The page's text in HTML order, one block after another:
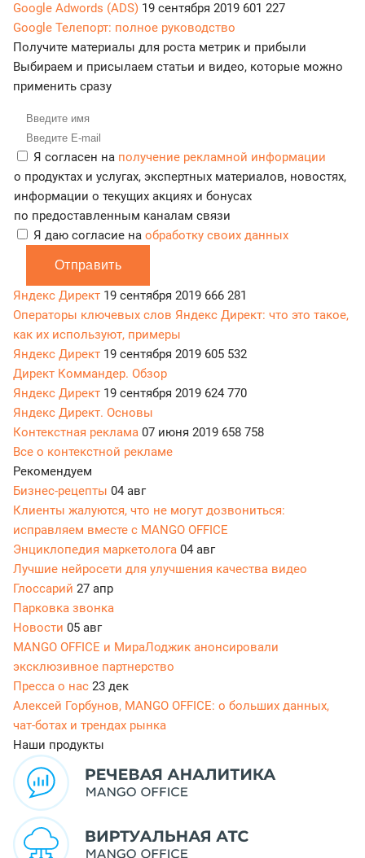
Google Adwords (ADS) 19 сентября 2019 601 227
Google Телепорт: полное руководство
Получите материалы для роста метрик и прибыли
Выбираем и присылаем статьи и видео, которые можно
применить сразу
Я согласен на получение рекламной информации
о продуктах и услугах, экспертных материалов, новостях,
информации о текущих акциях и бонусах
по предоставленным каналам связи
Я даю согласие на обработку своих данных
Отправить
Яндекс Директ 19 сентября 2019 666 281
Операторы ключевых слов Яндекс Директ: что это такое,
как их используют, примеры
Яндекс Директ 19 сентября 2019 605 532
Директ Коммандер. Обзор
Яндекс Директ 19 сентября 2019 624 770
Яндекс Директ. Основы
Контекстная реклама 07 июня 2019 658 758
Все о контекстной рекламе
Рекомендуем
Бизнес-рецепты 04 авг
Клиенты жалуются, что не могут дозвониться:
исправляем вместе с MANGO OFFICE
Энциклопедия маркетолога 04 авг
Лучшие нейросети для улучшения качества видео
Глоссарий 27 апр
Парковка звонка
Новости 05 авг
MANGO OFFICE и МираЛоджик анонсировали
эксклюзивное партнерство
Пресса о нас 23 дек
Алексей Горбунов, MANGO OFFICE: о больших данных,
чат-ботах и трендах рынка
Наши продукты